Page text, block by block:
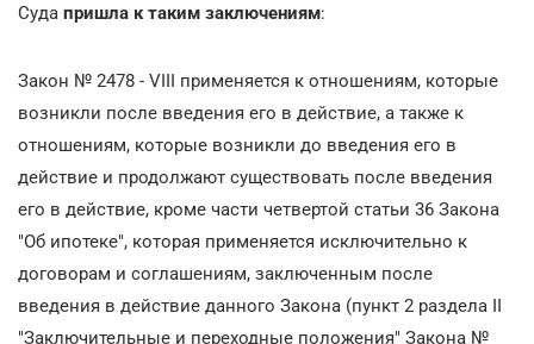
Суда пришла к таким заключениям:
Закон № 2478 - VIII применяется к отношениям, которые
возникли после введения его в действие, а также к
отношениям, которые возникли до введения его в
действие и продолжают существовать после введения
его в действие, кроме части четвертой статьи 36 Закона
"Об ипотеке", которая применяется исключительно к
договорам и соглашениям, заключенным после
введения в действие данного Закона (пункт 2 раздела II
"Заключительные и переходные положения" Закона №